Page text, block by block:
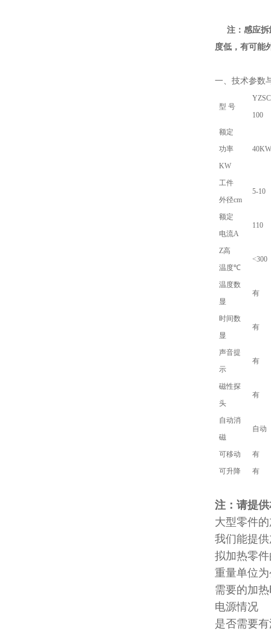
注：感应
度低，有可能
一、技术参数
型 号
100
额定
功率
KW
工件
外径cm
5-10
额定
电流A
110
Z高
温度℃
<300
温度数
显
有
时间数
显
有
声音提
示
有
磁性探
头
有
自动消
磁
自动
可移动
有
可升降
有
注：请提
大型零件
我们能提
拟加热零
重量单位
需要的加
电源情况
是否需要